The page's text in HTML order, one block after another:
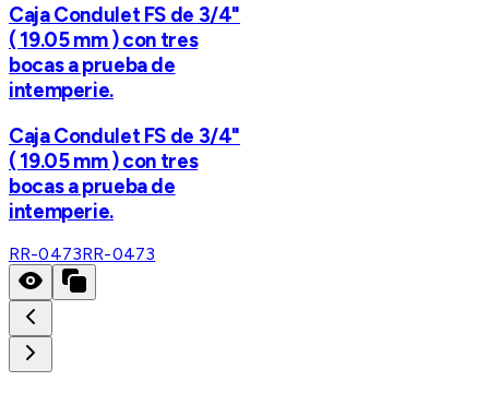
Caja Condulet FS de 3/4"
( 19.05 mm ) con tres
bocas a prueba de
intemperie.
Caja Condulet FS de 3/4"
( 19.05 mm ) con tres
bocas a prueba de
intemperie.
RR-0473RR-0473